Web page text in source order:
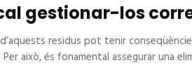
gestionar-los
residus pot tenir
això, és fonamental assegurar una